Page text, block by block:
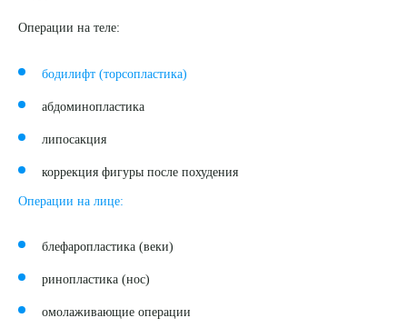
Операции на теле:
бодилифт (торсопластика)
абдоминопластика
липосакция
коррекция фигуры после похудения
Операции на лице:
блефаропластика (веки)
ринопластика (нос)
омолаживающие операции